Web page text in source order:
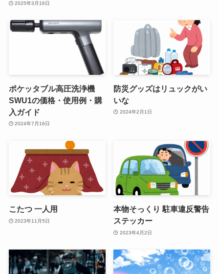
2025年3月16日
ポケッタブル高圧洗浄機
SWU1の価格・使用例・購
入ガイド
2024年7月16日
防災グッズはリュックがい
いな
2024年2月1日
こたつ 一人用
2023年11月5日
本物そっくり 駐車違反警告
ステッカー
2023年4月2日